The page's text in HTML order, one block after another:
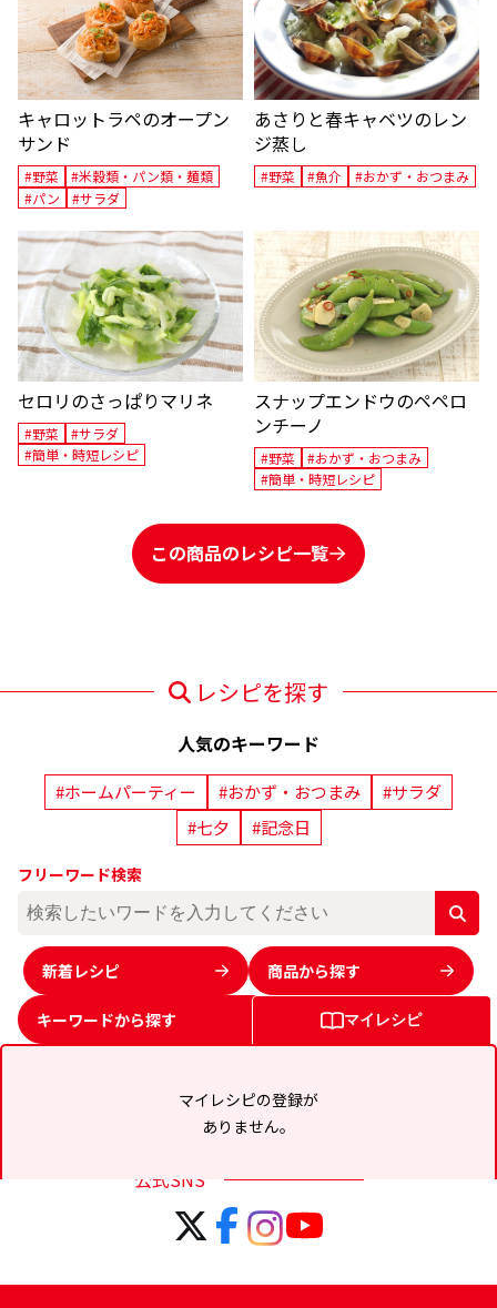
キャロットラペのオープン
サンド
#野菜
#米穀類・パン類・麺類
#パン
#サラダ
あさりと春キャベツのレン
ジ蒸し
#野菜 #魚介 #おかず・おつまみ
セロリのさっぱりマリネ
#野菜
#サラダ
#簡単・時短レシピ
スナップエンドウのペペロ
ンチーノ
#野菜
#おかず・おつまみ
#簡単・時短レシピ
この商品のレシピ一覧
レシピを探す
人気のキーワード
#ホームパーティー #おかず・おつまみ
#サラダ
#七夕
#記念日
フリーワード検索
新着レシピ
キーワードから探す
商品から探す
マイレシピ
マイレシピの登録が
ありません。
公式SNS